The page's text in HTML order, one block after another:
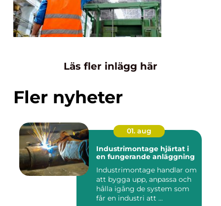
Läs fler inlägg här
Fler nyheter
01. aug
Industrimontage hjärtat i
en fungerande anläggning
Industrimontage handlar om
att bygga upp, anpassa och
hålla igång de system som
får en industri att ...